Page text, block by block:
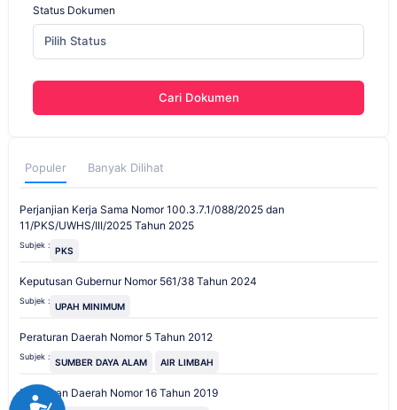
Accessibility
Status Dokumen
Pilih Status
Cari Dokumen
Populer Banyak Dilihat
Perjanjian Kerja Sama Nomor 100.3.7.1/088/2025 dan
11/PKS/UWHS/III/2025 Tahun 2025
Subjek : PKS
Keputusan Gubernur Nomor 561/38 Tahun 2024
Subjek : UPAH MINIMUM
Peraturan Daerah Nomor 5 Tahun 2012
Subjek : SUMBER DAYA ALAM AIR LIMBAH
Peraturan Daerah Nomor 16 Tahun 2019